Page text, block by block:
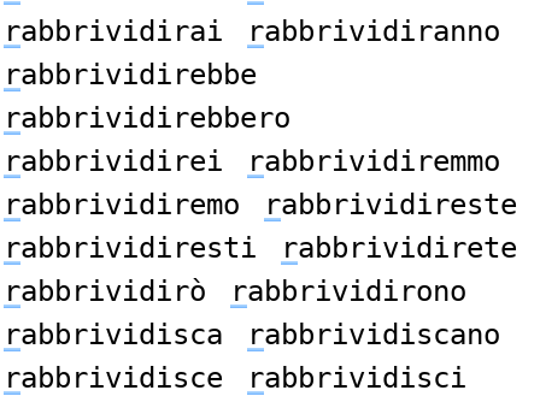
rabbrividirai rabbrividiranno
rabbrividirebbe
rabbrividirebbero
rabbrividirei rabbrividiremmo
rabbrividiremo rabbrividireste
rabbrividiresti rabbrividirete
rabbrividirò rabbrividirono
rabbrividisca rabbrividiscano
rabbrividisce rabbrividisci